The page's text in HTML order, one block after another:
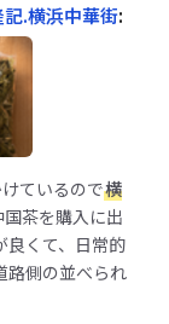
.横浜中華街:
ているので横
茶を購入に出
良くて、日常的
路側の並べられ